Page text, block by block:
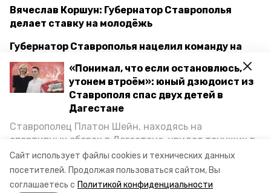
Сайт использует файлы cookies и технических данных
посетителей. Продолжая пользоваться сайтом, Вы
соглашаетесь с Политикой конфиденциальности
«Понимал, что если остановлюсь,
утонем втроём»: юный дзюдоист из
Ставрополя спас двух детей в
Дагестане
Ставрополец Платон Шейн, находясь на
спортивных сборах в Дегестане, увидел тонущих в
Каспийском море детей и бросился на помощь. По
возвращении домой, отважного мальчика
пригласили в министерство образования края и
Вячеслав Коршун: Губернатор Ставрополья
делает ставку на молодёжь
Губернатор Ставрополья нацелил команду на
совместную работу с депутатами
Губернатор Ставрополья: Приоритетом
остаётся выполнение наказов избирателей
ремонт дорог миндор ск
губернатор ставрополья владимир владимиров